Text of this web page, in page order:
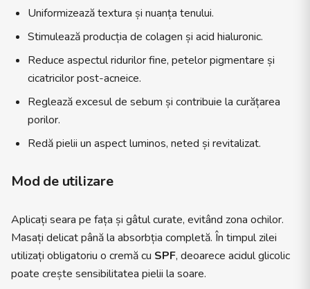
Uniformizează textura și nuanța tenului.
Stimulează producția de colagen și acid hialuronic.
Reduce aspectul ridurilor fine, petelor pigmentare și
cicatricilor post-acneice.
Reglează excesul de sebum și contribuie la curățarea
porilor.
Redă pielii un aspect luminos, neted și revitalizat.
Mod de utilizare
Aplicați seara pe fața și gâtul curate, evitând zona ochilor.
Masați delicat până la absorbția completă. În timpul zilei
utilizați obligatoriu o cremă cu SPF, deoarece acidul glicolic
poate crește sensibilitatea pielii la soare.